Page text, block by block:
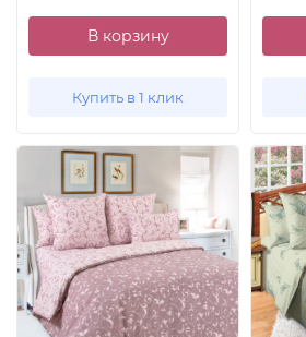
В корзину
Купить в 1 клик